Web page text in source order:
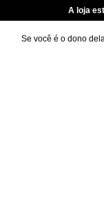
A loja
Se você é o dono